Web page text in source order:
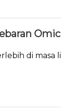
di masa